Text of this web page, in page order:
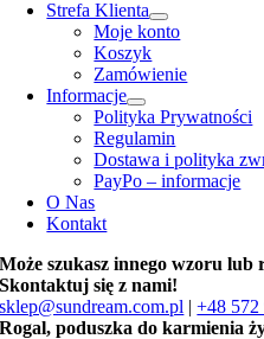
Strefa Klienta
Moje konto
Koszyk
Zamówienie
Informacje
Polityka Prywatności
Regulamin
Dostawa i polityka
PayPo – informacje
O Nas
Kontakt
Może szukasz innego wzoru lub
Skontaktuj się z nami!
sklep@sundream.com.pl |+48 572
Rogal, poduszka do karmienia